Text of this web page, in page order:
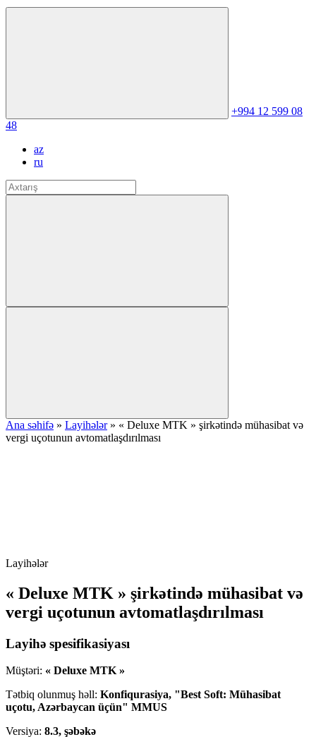
+994 12 599 08
48
az
ru
Ana səhifə » Layihələr» « Deluxe MTK » şirkətində mühasibat və
vergi uçotunun avtomatlaşdırılması
Layihələr
« Deluxe MTK » şirkətində mühasibat və
vergi uçotunun avtomatlaşdırılması
Layihə spesifikasiyası
Müştəri: « Deluxe MTK »
Tətbiq olunmuş həll: Konfiqurasiya, "Best Soft: Mühasibat
uçotu, Azərbaycan üçün" MMUS
Versiya: 8.3, şəbəkə